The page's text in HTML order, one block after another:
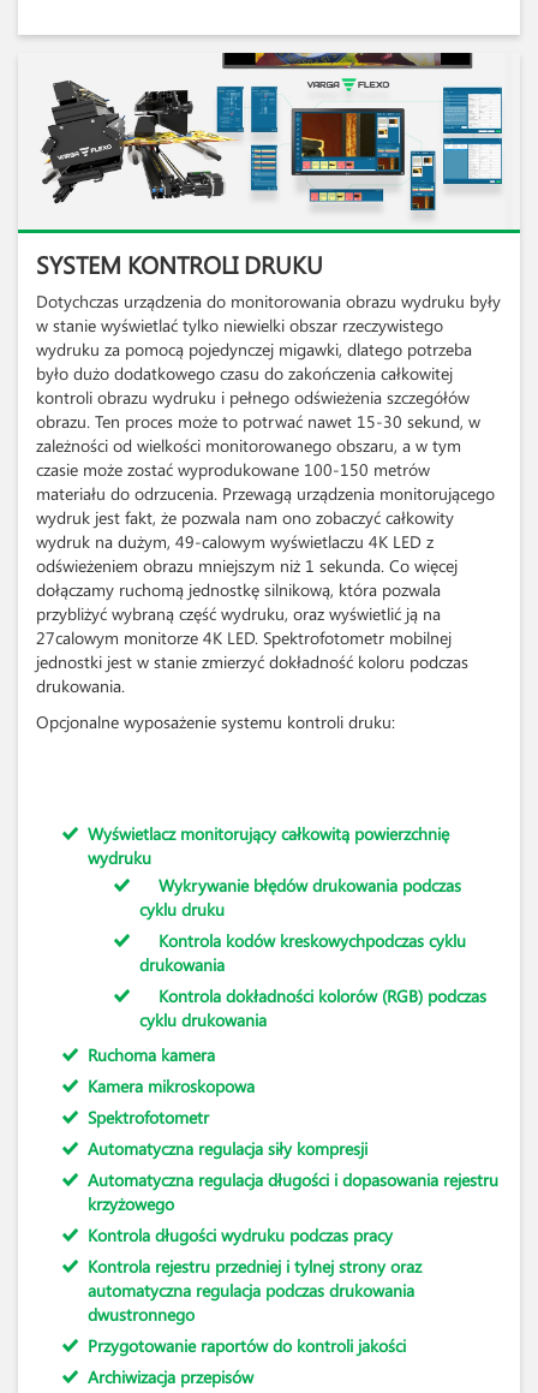
SYSTEM KONTROLI DRUKU
Dotychczas urządzenia do monitorowania obrazu wydruku były
w stanie wyświetlać tylko niewielki obszar rzeczywistego
wydruku za pomocą pojedynczej migawki, dlatego potrzeba
było dużo dodatkowego czasu do zakończenia całkowitej
kontroli obrazu wydruku i pełnego odświeżenia szczegółów
obrazu. Ten proces może to potrwać nawet 15-30 sekund, w
zależności od wielkości monitorowanego obszaru, a w tym
czasie może zostać wyprodukowane 100-150 metrów
materiału do odrzucenia. Przewagą urządzenia monitorującego
wydruk jest fakt, że pozwala nam ono zobaczyć całkowity
wydruk na dużym, 49-calowym wyświetlaczu 4K LED z
odświeżeniem obrazu mniejszym niż 1 sekunda. Co więcej
dołączamy ruchomą jednostkę silnikową, która pozwala
przybliżyć wybraną część wydruku, oraz wyświetlić ją na
27calowym monitorze 4K LED. Spektrofotometr mobilnej
jednostki jest w stanie zmierzyć dokładność koloru podczas
drukowania.
Opcjonalne wyposażenie systemu kontroli druku:
Wyświetlacz monitorujący całkowitą powierzchnię
wydruku
Wykrywanie błędów drukowania podczas
cyklu druku
Kontrola kodów kreskowychpodczas cyklu
drukowania
Kontrola dokładności kolorów (RGB) podczas
cyklu drukowania
Ruchoma kamera
Kamera mikroskopowa
Spektrofotometr
Automatyczna regulacja siły kompresji
Automatyczna regulacja długości i dopasowania rejestru
krzyżowego
Kontrola długości wydruku podczas pracy
Kontrola rejestru przedniej i tylnej strony oraz
automatyczna regulacja podczas drukowania
dwustronnego
Przygotowanie raportów do kontroli jakości
Archiwizacja przepisów